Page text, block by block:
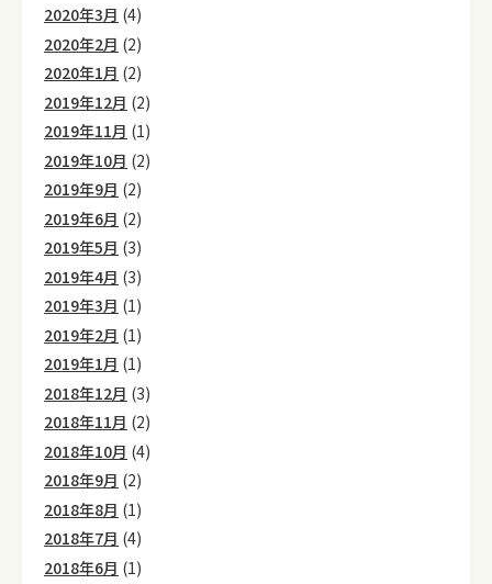
2020年3月 (4)
2020年2月 (2)
2020年1月 (2)
2019年12月 (2)
2019年11月 (1)
2019年10月 (2)
2019年9月 (2)
2019年6月 (2)
2019年5月 (3)
2019年4月 (3)
2019年3月 (1)
2019年2月 (1)
2019年1月 (1)
2018年12月 (3)
2018年11月 (2)
2018年10月 (4)
2018年9月 (2)
2018年8月 (1)
2018年7月 (4)
2018年6月 (1)